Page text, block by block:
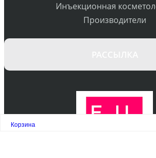
Инъекционная
Производители
Корзина